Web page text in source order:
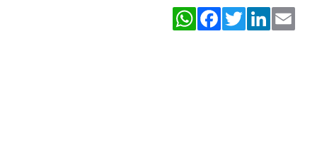
WhatsAppFacebookTwitterLinkedIn